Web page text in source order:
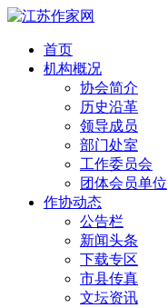
首页
机构概况
协会简介
历史沿革
领导成员
部门处室
工作委员会
团体会员单位
作协动态
公告栏
新闻头条
下载专区
市县传真
文坛资讯